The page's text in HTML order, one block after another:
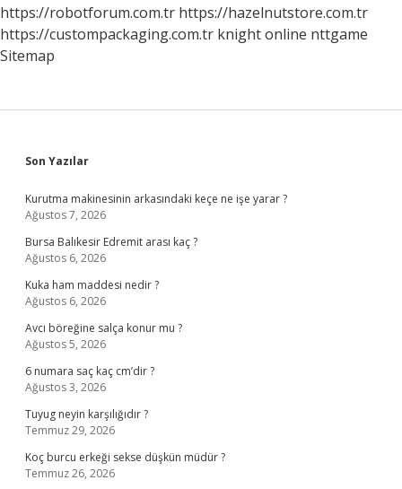
Yarar
https://robotforum.com.tr https://hazelnutstore.com.tr
https://custompackaging.com.tr knight online nttgame
Sitemap
Sidebar
Son Yazılar
Kurutma makinesinin arkasındaki keçe ne işe yarar ?
Ağustos 7, 2026
Bursa Balıkesir Edremit arası kaç ?
Ağustos 6, 2026
Kuka ham maddesi nedir ?
Ağustos 6, 2026
Avcı böreğine salça konur mu ?
Ağustos 5, 2026
6 numara saç kaç cm’dir ?
Ağustos 3, 2026
Tuyug neyin karşılığıdır ?
Temmuz 29, 2026
Koç burcu erkeği sekse düşkün müdür ?
Temmuz 26, 2026